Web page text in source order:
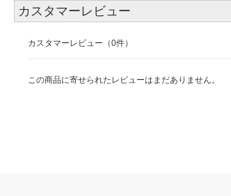
カスタマーレビュー
カスタマーレビュー（0件）
この商品に寄せられたレビューはまだありません。